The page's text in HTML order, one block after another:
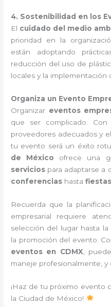
4. Sostenibilidad en los
El cuidado del medio
prioridad en la
están adoptando
reducción del uso de
locales y la implementación
Organiza un Evento
Organizar eventos
que ser complicado.
proveedores adecuados y
tu evento será un éxito
de México ofrece una
servicios para adaptarse a
conferencias hasta
Recuerda que la
empresarial requiere
selección del lugar hasta
la promoción del evento.
eventos en CDMX ,
maneje profesionalmente, y
¡Haz de tu próximo evento
la Ciudad de México!